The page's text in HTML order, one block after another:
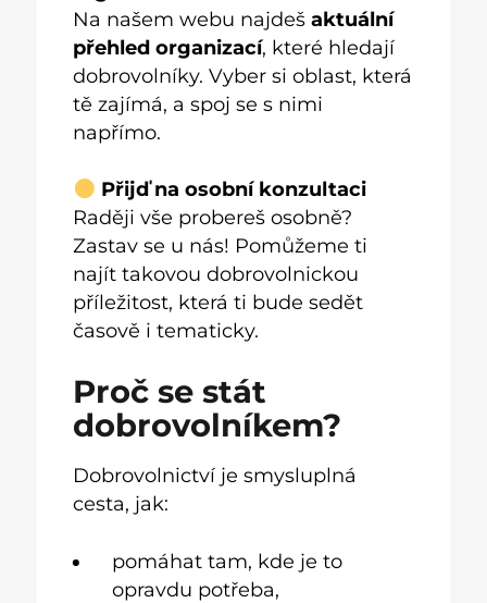
Na našem webu najdešaktuální
přehled organizací, které hledají
dobrovolníky. Vyber si oblast, která
tě zajímá, a spoj se s nimi
napřímo.
Přijď na osobní konzultaci
Raději vše probereš osobně?
Zastav se u nás! Pomůžeme ti
najít takovou dobrovolnickou
příležitost, která ti bude sedět
časově i tematicky.
Proč se stát
dobrovolníkem?
Dobrovolnictví je smysluplná
cesta, jak:
pomáhat tam, kde je to
opravdu potřeba,